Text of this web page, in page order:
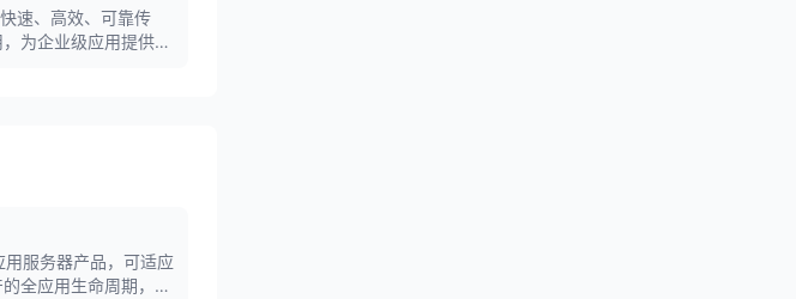
速、高效、可靠传
为企业级应用提供坚
服务器产品，可适应
全应用生命周期，包